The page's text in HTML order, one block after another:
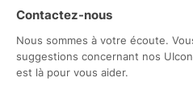
Contactez-nous
Nous sommes à votre écoute.
suggestions concernant nos
est là pour vous aider.